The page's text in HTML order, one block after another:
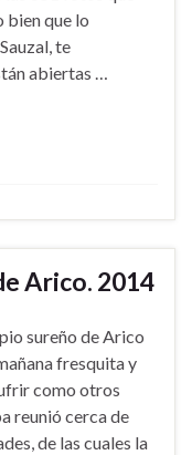
bien que lo
te
abiertas …
Arico. 2014
sureño de Arico
fresquita y
como otros
reunió cerca de
de las cuales la